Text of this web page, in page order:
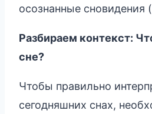
осознанные сновидения
Разбираем контекст:
сне?
Чтобы правильно
сегодняшних снах,